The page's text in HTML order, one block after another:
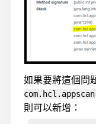
如果要將這個問
則可以新增：